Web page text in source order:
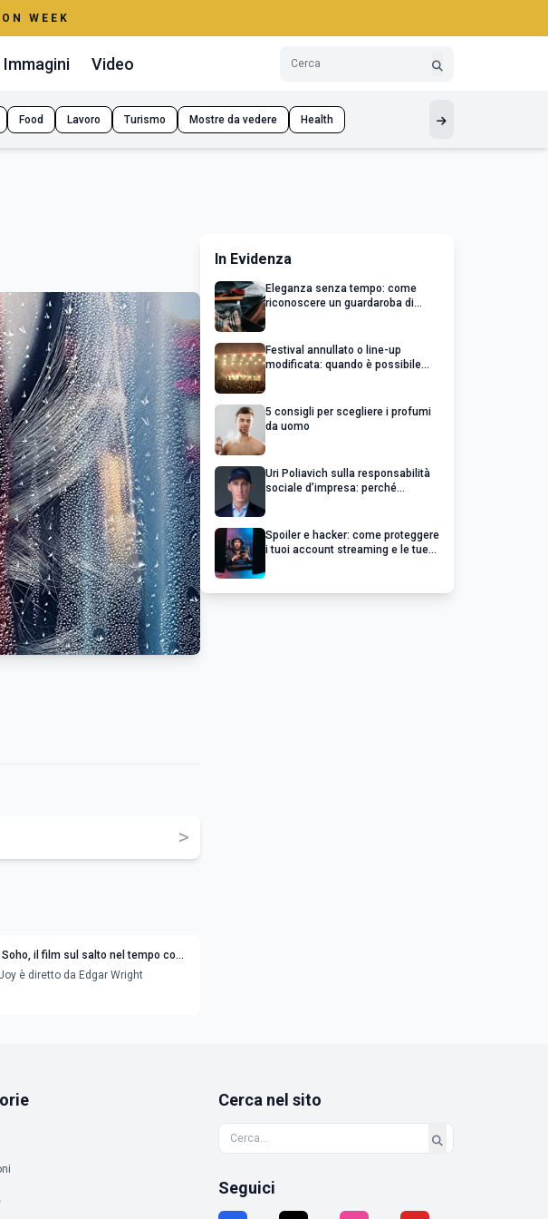
WEEK
Immagini Video
Food Lavoro Turismo Mostre da vedere Health
>
Soho, il film sul salto nel tempo con
è diretto da Edgar Wright
In Evidenza
Eleganza senza tempo: come
riconoscere un guardaroba di
Festival annullato o line-up
modificata: quando è possibile
5 consigli per scegliere i profumi
da uomo
Uri Poliavich sulla responsabilità
sociale d’impresa: perché
Spoiler e hacker: come proteggere
i tuoi account streaming e le tue
Cerca nel sito
Seguici